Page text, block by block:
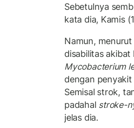
Sebetulnya
kata dia, Kamis
Namun,
disabilitas
Mycobacterium
dengan
Semisal strok,
padahal stroke-
jelas dia.